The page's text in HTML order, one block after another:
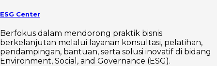
ESG Center
Berfokus dalam mendorong praktik bisnis
berkelanjutan melalui layanan konsultasi, pelatihan,
pendampingan, bantuan, serta solusi inovatif di bidang
Environment, Social, and Governance (ESG).